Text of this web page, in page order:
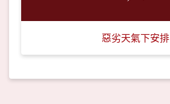
惡劣天氣下安排